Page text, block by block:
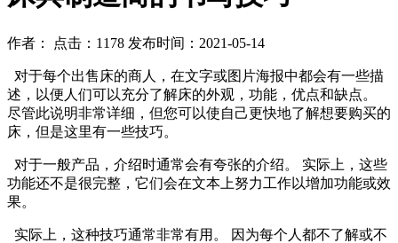
作者： 点击：1178 发布时间：2021-05-14
对于每个出售床的商人，在文字或图片海报中都会有一些描
述，以便人们可以充分了解床的外观，功能，优点和缺点。
尽管此说明非常详细，但您可以使自己更快地了解想要购买的
床，但是这里有一些技巧。
对于一般产品，介绍时通常会有夸张的介绍。 实际上，这些
功能还不是很完整，它们会在文本上努力工作以增加功能或效
果。
实际上，这种技巧通常非常有用。 因为每个人都不了解或不